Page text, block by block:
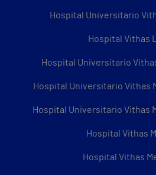
Hospital Universitario
Hospital Vithas
Hospital Universitario
Hospital Universitario Vithas
Hospital Universitario Vithas
Hospital Vithas
Hospital Vithas